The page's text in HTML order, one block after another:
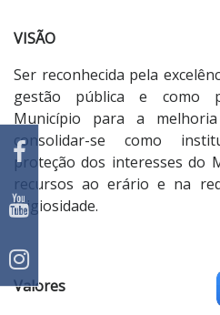
VISÃO
Ser reconhecida pela
gestão pública e como
Município para a
consolidar-se como
proteção dos interesses do
recursos ao erário e na
litigiosidade.
Valores